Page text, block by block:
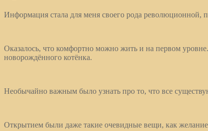
Информация стала для меня своего рода
Оказалось, что комфортно можно жить и на первом
новорождённого котёнка.
Необычайно важным было узнать про то, что все
Открытием были даже такие очевидные вещи, как